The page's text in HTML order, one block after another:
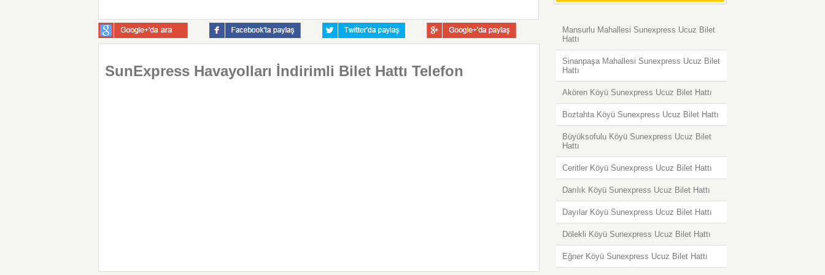
Mansurlu Mahallesi Sunexpress Ucuz Bilet
Hattı
Sinanpaşa Mahallesi Sunexpress Ucuz Bilet
Hattı
Akören Köyü Sunexpress Ucuz Bilet Hattı
Boztahta Köyü Sunexpress Ucuz Bilet Hattı
Büyüksofulu Köyü Sunexpress Ucuz Bilet
Hattı
Ceritler Köyü Sunexpress Ucuz Bilet Hattı
Darılık Köyü Sunexpress Ucuz Bilet Hattı
Dayılar Köyü Sunexpress Ucuz Bilet Hattı
Dölekli Köyü Sunexpress Ucuz Bilet Hattı
Eğner Köyü Sunexpress Ucuz Bilet Hattı
SunExpress Havayolları İndirimli Bilet Hattı Telefon